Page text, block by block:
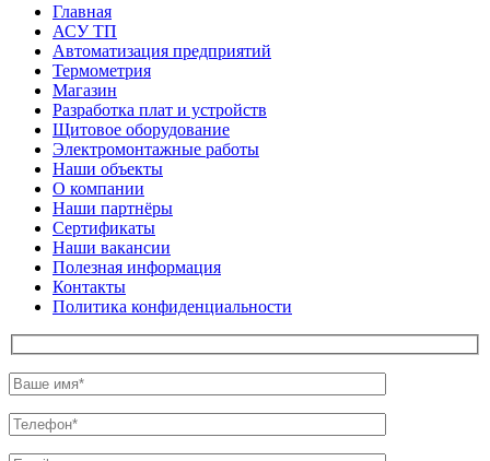
Главная
АСУ ТП
Автоматизация предприятий
Термометрия
Магазин
Разработка плат и устройств
Щитовое оборудование
Электромонтажные работы
Наши объекты
О компании
Наши партнёры
Сертификаты
Наши вакансии
Полезная информация
Контакты
Политика конфиденциальности